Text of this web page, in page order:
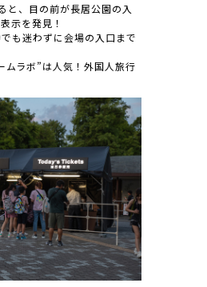
と、目の前が長居公園の入
示を発見！
も迷わずに会場の入口まで
ムラボ”は人気！外国人旅行